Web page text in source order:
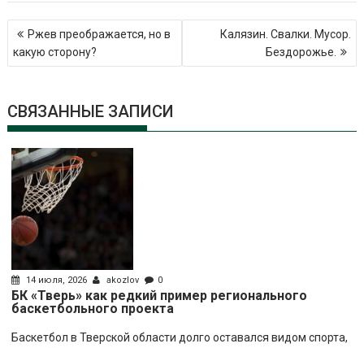
Навигация
по
записям
Ржев преображается, но в
какую сторону?
Калязин. Свалки. Мусор.
Бездорожье.
СВЯЗАННЫЕ ЗАПИСИ
14 июля, 2026 akozlov 0
БК «Тверь» как редкий пример регионального
баскетбольного проекта
Баскетбол в Тверской области долго оставался видом спорта,